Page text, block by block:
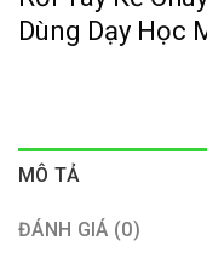
Dùng Dạy Học
MÔ TẢ
ĐÁNH GIÁ (0)